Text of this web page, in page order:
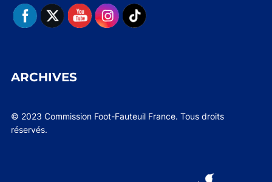
ARCHIVES
© 2023 Commission Foot-Fauteuil France. Tous droits
réservés.